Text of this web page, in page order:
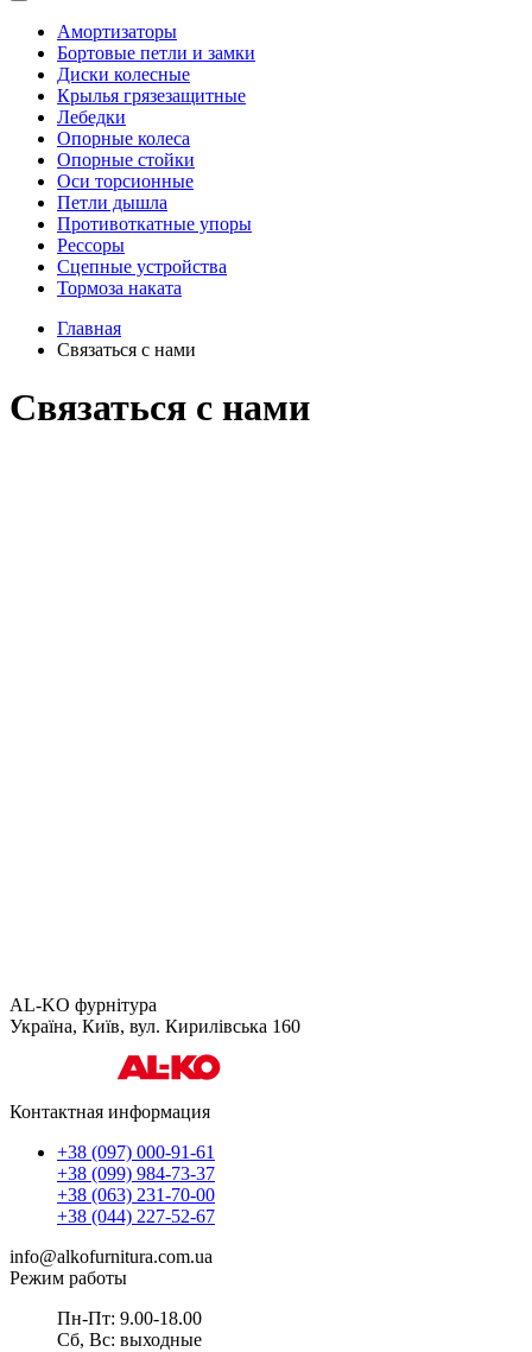
Амортизаторы
Бортовые петли и замки
Диски колесные
Крылья грязезащитные
Лебедки
Опорные колеса
Опорные стойки
Оси торсионные
Петли дышла
Противоткатные упоры
Рессоры
Сцепные устройства
Тормоза наката
Главная
Связаться с нами
Связаться с нами
AL-KO фурнітура
Україна, Київ, вул. Кирилівська 160
Контактная информация
+38 (097) 000-91-61
+38 (099) 984-73-37
+38 (063) 231-70-00
+38 (044) 227-52-67
info@alkofurnitura.com.ua
Режим работы
Пн-Пт: 9.00-18.00
Сб, Вс: выходные